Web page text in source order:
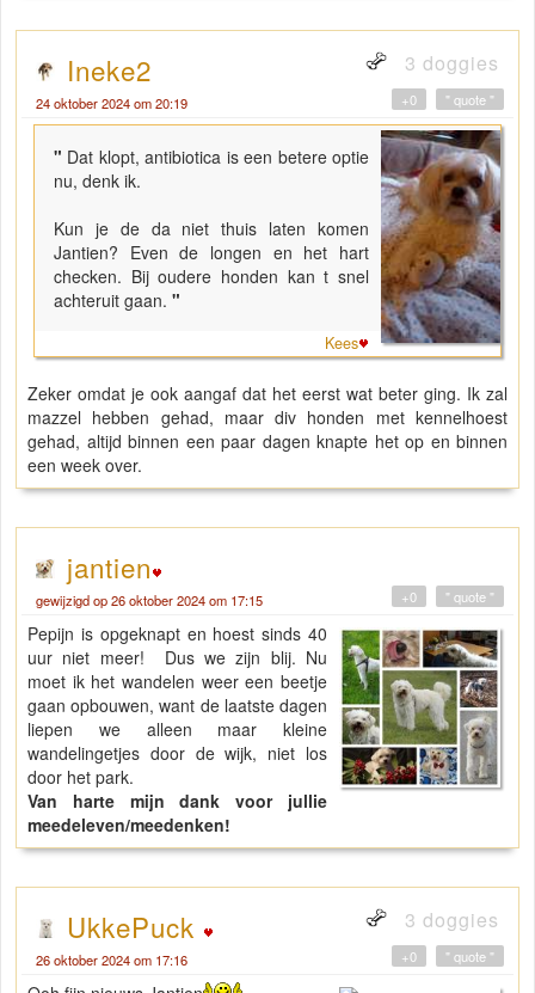
Ineke2 3 doggies
24 oktober 2024 om 20:19 " quote "
+0
" Dat klopt, antibiotica is een betere optie
nu, denk ik.
Kun je de da niet thuis laten komen
Jantien? Even de longen en het hart
checken. Bij oudere honden kan t snel
achteruit gaan. "
Kees
Zeker omdat je ook aangaf dat het eerst wat beter ging. Ik zal
mazzel hebben gehad, maar div honden met kennelhoest
gehad, altijd binnen een paar dagen knapte het op en binnen
een week over.
jantien
gewijzigd op 26 oktober 2024 om 17:15 " quote "
+0
Pepijn is opgeknapt en hoest sinds 40
uur niet meer! Dus we zijn blij. Nu
moet ik het wandelen weer een beetje
gaan opbouwen, want de laatste dagen
liepen we alleen maar kleine
wandelingetjes door de wijk, niet los
door het park.
Van harte mijn dank voor jullie
meedeleven/meedenken!
UkkePuck 3 doggies
26 oktober 2024 om 17:16 " quote "
+0